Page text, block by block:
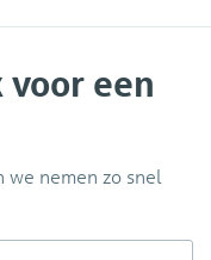
voor een
nemen zo snel